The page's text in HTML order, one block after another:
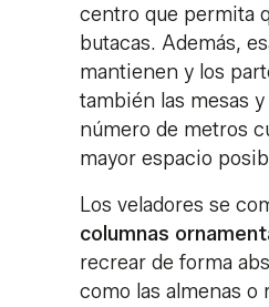
centro que permita
butacas. Además,
mantienen y los
también las mesas
número de metros
mayor espacio
Los veladores se
columnas
recrear de forma
como las almenas o